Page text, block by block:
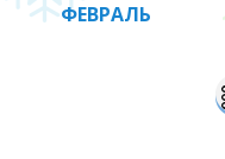
ФЕВРАЛЬ